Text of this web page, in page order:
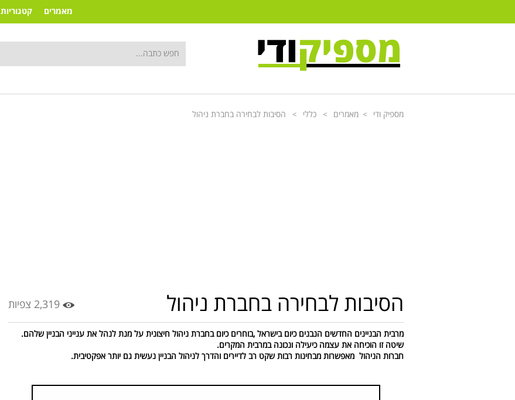
מאמרים קטגוריות
מספיק ודי > מאמרים > כללי > הסיבות לבחירה בחברת ניהול
הסיבות לבחירה בחברת ניהול 2,319 צפיות
מרבית הבניינים החדשים הנבנים כיום בישראל ,בוחרים כיום בחברת ניהול חיצונית על מנת לנהל את ענייני הבניין שלהם.
שיטה זו הוכיחה את עצמה כיעילה ונכונה במרבית המקרים.
חברות הניהול מאפשרות מבחינות רבות שקט רב לדיירים והדרך לניהול הבניין נעשית גם יותר אפקטיבית.